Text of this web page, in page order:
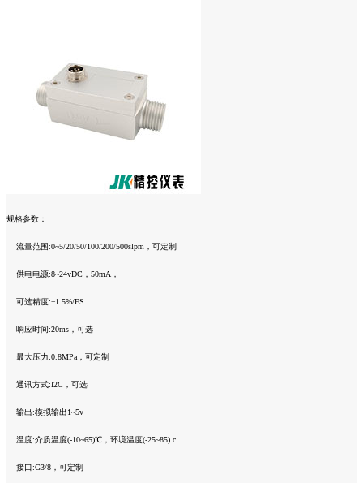
规格参数：
流量范围:0~5/20/50/100/200/500slpm，可定制
供电电源:8~24vDC，50mA，
可选精度:±1.5%/FS
响应时间:20ms，可选
最大压力:0.8MPa，可定制
通讯方式:I2C，可选
输出:模拟输出1~5v
温度:介质温度(-10~65)℃，环境温度(-25~85) c
接口:G3/8，可定制